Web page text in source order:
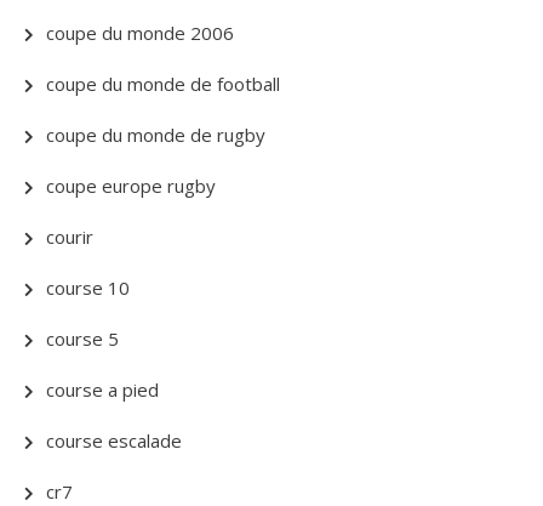
coupe du monde 2006
coupe du monde de football
coupe du monde de rugby
coupe europe rugby
courir
course 10
course 5
course a pied
course escalade
cr7